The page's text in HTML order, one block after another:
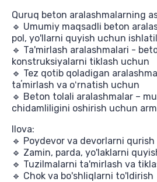
Quruq beton aralashmalarning
🔹 Umumiy maqsadli beton
pol, yo'llarni quyish uchun
🔹 Ta'mirlash aralashmalari -
konstruksiyalarni tiklash uchun
🔹 Tez qotib qoladigan
taʼmirlash va oʻrnatish uchun
🔹 Beton tolali aralashmalar –
chidamliligini oshirish uchun
Ilova:
🔹 Poydevor va devorlarni qurish
🔹 Zamin, parda, yo'laklarni
🔹 Tuzilmalarni ta'mirlash va
🔹 Chok va bo'shliqlarni to'ldirish